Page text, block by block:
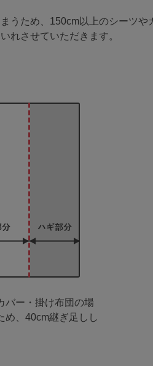
うため、150cm以上のシーツや
れさせていただきます。
バー・掛け布団の場
め、40cm継ぎ足しし